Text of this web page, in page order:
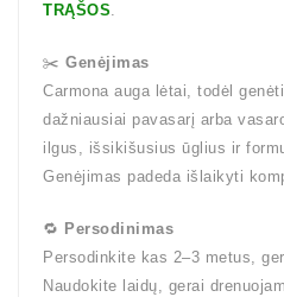
TRĄŠOS.
✂️ Genėjimas
Carmona auga lėtai, todėl
dažniausiai pavasarį arba
ilgus, išsikišusius ūglius ir
Genėjimas padeda išlaikyti
🔁 Persodinimas
Persodinkite kas 2–3 metus,
Naudokite laidų, gerai